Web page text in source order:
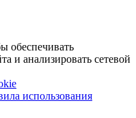
обеспечивать
и анализировать сетевой
использования